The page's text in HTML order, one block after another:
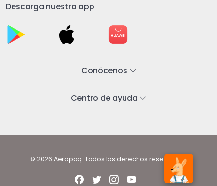
Descarga nuestra app
Conócenos
Centro de ayuda
© 2026 Aeropaq. Todos los derechos reservados.